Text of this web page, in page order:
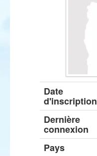
Date
d'inscription
Dernière
connexion
Pays